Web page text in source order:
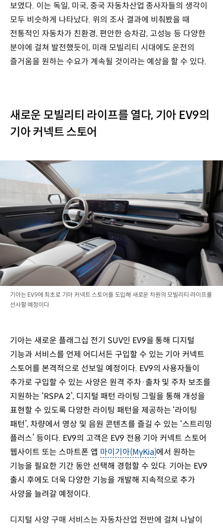
보였다. 이는 독일, 미국, 중국 자동차산업 종사자들의 생각이
모두 비슷하게 나타났다. 위의 조사 결과에 비춰봤을 때
전통적인 자동차가 친환경, 편안한 승차감, 고성능 등 다양한
분야에 걸쳐 발전했듯이, 미래 모빌리티 시대에도 운전의
즐거움을 원하는 수요가 계속될 것이라는 예상을 할 수 있다.
새로운 모빌리티 라이프를 열다, 기아 EV9의
기아 커넥트 스토어
기아는 EV9에 최초로 기아 커넥트 스토어를 도입해 새로운 차원의 모빌리티 라이프를
선사할 예정이다
기아는 새로운 플래그십 전기 SUV인 EV9을 통해 디지털
기능과 서비스를 언제 어디서든 구입할 수 있는 기아 커넥트
스토어를 본격적으로 선보일 예정이다. EV9의 사용자들이
추가로 구입할 수 있는 사양은 원격 주차·출차 및 주차 보조를
지원하는 ‘RSPA 2’, 디지털 패턴 라이팅 그릴을 통해 개성을
표현할 수 있도록 다양한 라이팅 패턴을 제공하는 ‘라이팅
패턴’, 차량에서 영상 및 음원 콘텐츠를 즐길 수 있는 ‘스트리밍
플러스’ 등이다. EV9의 고객은 EV9 전용 기아 커넥트 스토어
웹사이트 또는 스마트폰 앱 마이기아(MyKia)에서 원하는
기능을 필요한 기간 동안 선택해 경험할 수 있다. 기아는 EV9
출시 후에도 더욱 다양한 기능을 개발해 지속적으로 추가
사양을 늘려갈 예정이다.
디지털 사양 구매 서비스는 자동차산업 전반에 걸쳐 나날이